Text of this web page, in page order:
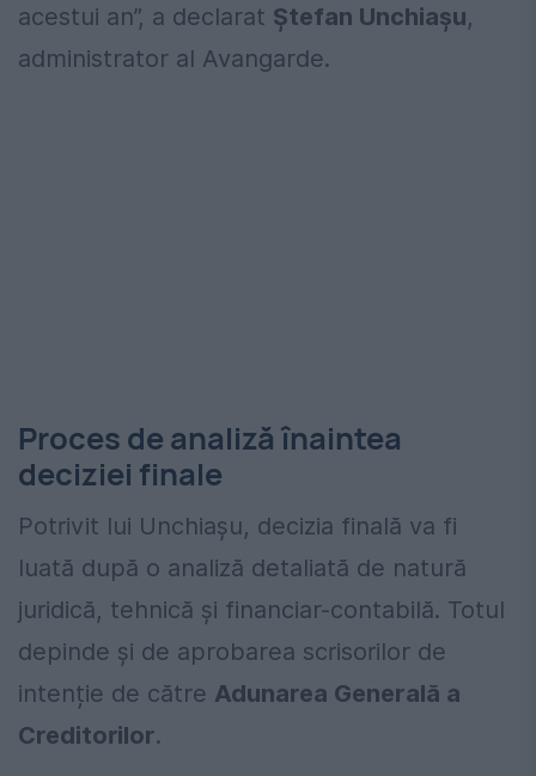
acestui an”, a declarat Ștefan Unchiașu,
administrator al Avangarde.
Proces de analiză înaintea
deciziei finale
Potrivit lui Unchiașu, decizia finală va fi
luată după o analiză detaliată de natură
juridică, tehnică și financiar-contabilă. Totul
depinde și de aprobarea scrisorilor de
intenție de către Adunarea Generală a
Creditorilor.